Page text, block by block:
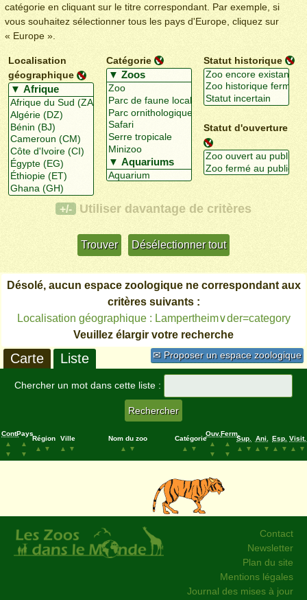
catégorie en cliquant sur le titre correspondant. Par exemple, si
vous souhaitez sélectionner tous les pays d'Europe, cliquez sur
« Europe ».
Localisation
géographique
Catégorie Statut historique
Statut d'ouverture
+/- Utiliser davantage de critères
Désolé, aucun espace zoologique ne correspondant aux
critères suivants :
Localisation géographique : Lampertheim∨der=category
Veuillez élargir votre recherche
✉ Proposer un espace zoologique
Carte Liste
Chercher un mot dans cette liste :
Cont.
▲
▼
Pays
▲
▼
Région
▲
▼
Ville
▲
▼
Nom du zoo
▲
▼
Catégorie
▲
▼
Ouv.
▲
▼
Ferm.
▲
▼
Sup.
▲
▼
Ani.
▲
▼
Esp.
▲
▼
Visit.
▲
▼
Contact
Newsletter
Plan du site
Mentions légales
Journal des mises à jour